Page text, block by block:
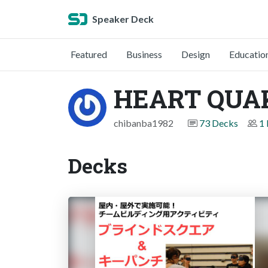
Speaker Deck
Featured Business Design
HEART
chibanba1982 73 Decks 1
Decks